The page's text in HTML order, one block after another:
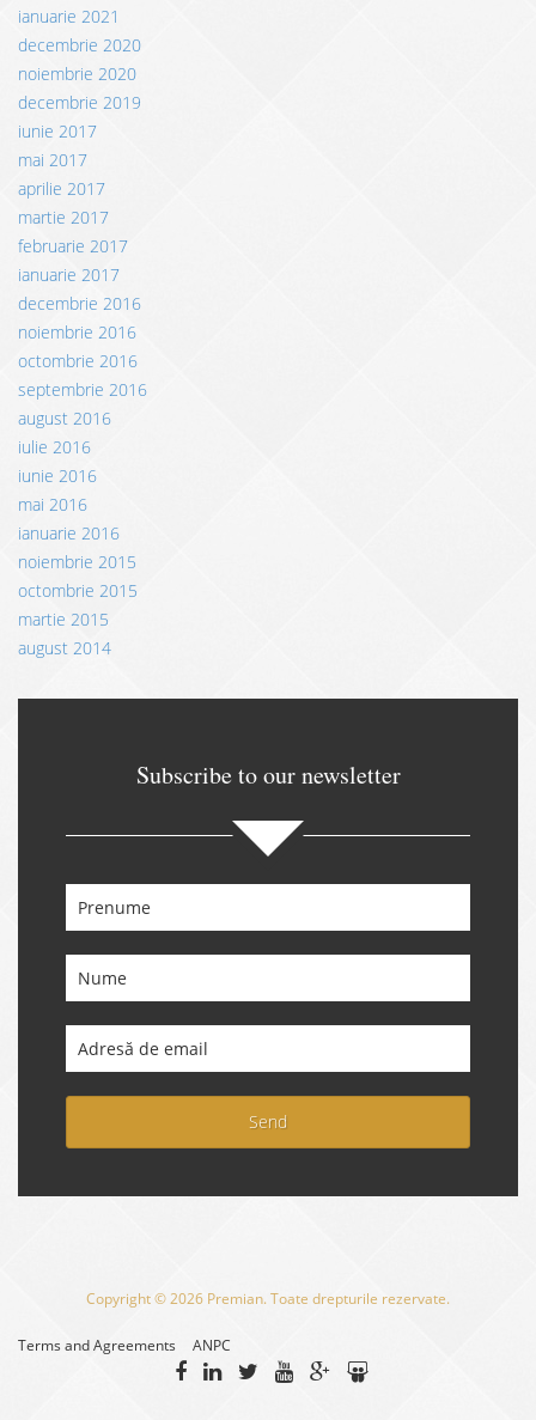
ianuarie 2021
decembrie 2020
noiembrie 2020
decembrie 2019
iunie 2017
mai 2017
aprilie 2017
martie 2017
februarie 2017
ianuarie 2017
decembrie 2016
noiembrie 2016
octombrie 2016
septembrie 2016
august 2016
iulie 2016
iunie 2016
mai 2016
ianuarie 2016
noiembrie 2015
octombrie 2015
martie 2015
august 2014
Subscribe to our newsletter
Send
Copyright © 2026 Premian. Toate drepturile rezervate.
Terms and Agreements ANPC